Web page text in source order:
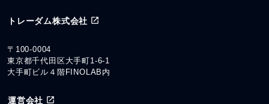
トレーダム株式会社
〒100-0004
東京都千代田区大手町1-6-1
大手町ビル４階FINOLAB内
運営会社